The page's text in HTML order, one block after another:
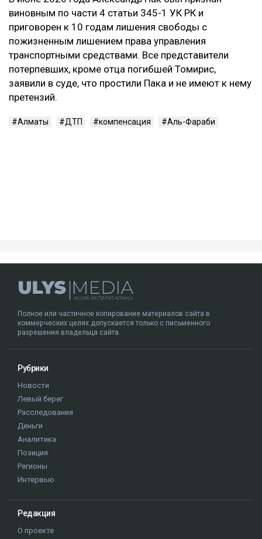
В результате приговор в части гражданского иска
оставили без изменения.
Контекст
Смертельное ДТП произошло в ночь на 21 марта на
проспекте аль-Фараби в Алматы. По данным
следствия, Александр Пак, находясь за рулем
автомобиля Zeekr в состоянии алкогольного
приговорен к 10 годам лишения свободы с
пожизненным лишением права управления
транспортными средствами. Все представители
потерпевших, кроме отца погибшей Томирис,